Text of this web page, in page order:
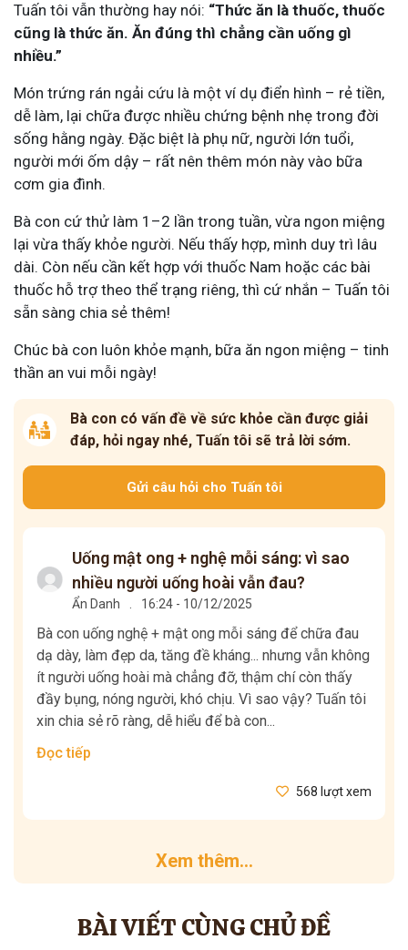
Tuấn tôi vẫn thường hay nói: “Thức ăn là thuốc, thuốc
cũng là thức ăn. Ăn đúng thì chẳng cần uống gì
nhiều.”
Món trứng rán ngải cứu là một ví dụ điển hình – rẻ tiền,
dễ làm, lại chữa được nhiều chứng bệnh nhẹ trong đời
sống hằng ngày. Đặc biệt là phụ nữ, người lớn tuổi,
người mới ốm dậy – rất nên thêm món này vào bữa
cơm gia đình.
Bà con cứ thử làm 1–2 lần trong tuần, vừa ngon miệng
lại vừa thấy khỏe người. Nếu thấy hợp, mình duy trì lâu
dài. Còn nếu cần kết hợp với thuốc Nam hoặc các bài
thuốc hỗ trợ theo thể trạng riêng, thì cứ nhắn – Tuấn tôi
sẵn sàng chia sẻ thêm!
Chúc bà con luôn khỏe mạnh, bữa ăn ngon miệng – tinh
thần an vui mỗi ngày!
Bà con có vấn đề về sức khỏe cần được giải
đáp, hỏi ngay nhé, Tuấn tôi sẽ trả lời sớm.
Gửi câu hỏi cho Tuấn tôi
Uống mật ong + nghệ mỗi sáng: vì sao
nhiều người uống hoài vẫn đau?
Ẩn Danh 16:24 - 10/12/2025
Bà con uống nghệ + mật ong mỗi sáng để chữa đau
dạ dày, làm đẹp da, tăng đề kháng... nhưng vẫn không
ít người uống hoài mà chẳng đỡ, thậm chí còn thấy
đầy bụng, nóng người, khó chịu. Vì sao vậy? Tuấn tôi
xin chia sẻ rõ ràng, dễ hiểu để bà con...
Đọc tiếp
568 lượt xem
Xem thêm...
BÀI VIẾT CÙNG CHỦ ĐỀ